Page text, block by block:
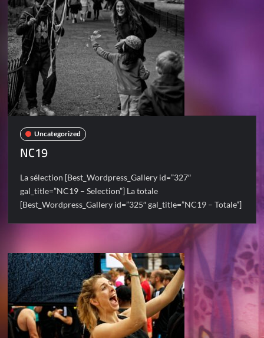
Uncategorized
NC19
La sélection [Best_Wordpress_Gallery id=”327″
gal_title=”NC19 – Selection”] La totale
[Best_Wordpress_Gallery id=”325″ gal_title=”NC19 – Totale”]